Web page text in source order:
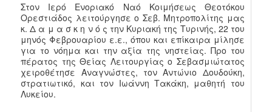
Στον Ιερό Ενοριακό Ναό Kοιμήσεως Θεοτόκου
Ορεστιάδος λειτούργησε ο Σεβ. Μητροπολίτης μας
κ. Δ α μ α σ κ η ν ό ς την Κυριακή της Τυρινής, 22 του
μηνός Φεβρουαρίου ε.ε., όπου και επίκαιρα μίλησε
για το νόημα και την αξία της νηστείας. Προ του
πέρατος της Θείας Λειτουργίας ο Σεβασμιώτατος
χειροθέτησε Αναγνώστες, τον Αντώνιο Δουδούκη,
στρατιωτικό, και τον Ιωάννη Τακάκη, μαθητή του
Λυκείου.